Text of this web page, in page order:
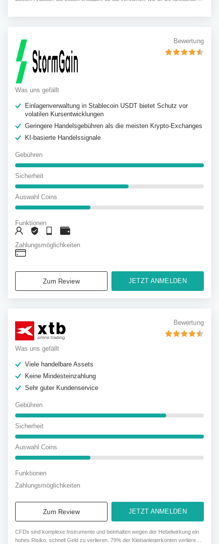
Bewertung
Was uns gefällt
Einlagenverwaltung in Stablecoin USDT bietet Schutz vor
volatilen Kursentwicklungen
Geringere Handelsgebühren als die meisten Krypto-Exchanges
KI-basierte Handelssignale
Gebühren
Sicherheit
Auswahl Coins
Funktionen
Zahlungsmöglichkeiten
Zum Review JETZT ANMELDEN
Bewertung
Was uns gefällt
Viele handelbare Assets
Keine Mindesteinzahlung
Sehr guter Kundenservice
Gebühren
Sicherheit
Auswahl Coins
Funktionen
Zahlungsmöglichkeiten
Zum Review JETZT ANMELDEN
CFDs sind komplexe Instrumente und beinhalten wegen der Hebelwirkung ein
hohes Risiko, schnell Geld zu verlieren. 79% der Kleinanlegerkonten verlieren